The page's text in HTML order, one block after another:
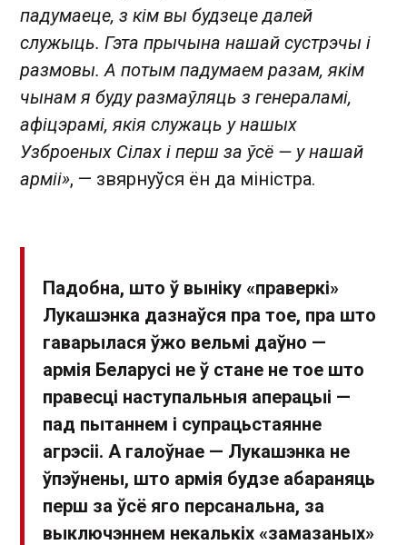
падумаеце, з кім вы будзеце далей
служыць. Гэта прычына нашай сустрэчы і
размовы. А потым падумаем разам, якім
чынам я буду размаўляць з генераламі,
афіцэрамі, якія служаць у нашых
Узброеных Сілах і перш за ўсё — у нашай
арміі», — звярнуўся ён да міністра.
Падобна, што ў выніку «праверкі»
Лукашэнка дазнаўся пра тое, пра што
гаварылася ўжо вельмі даўно —
армія Беларусі не ў стане не тое што
правесці наступальныя аперацыі —
пад пытаннем і супрацьстаянне
агрэсіі. А галоўнае — Лукашэнка не
ўпэўнены, што армія будзе абараняць
перш за ўсё яго персанальна, за
выключэннем некалькіх «замазаных»